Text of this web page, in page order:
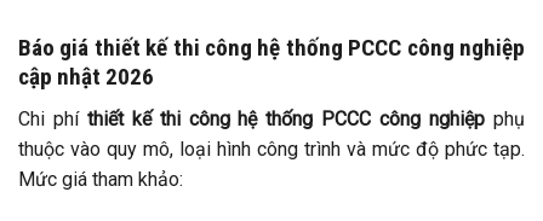
Báo giá thiết kế thi công hệ thống PCCC công nghiệp
cập nhật 2026
Chi phí thiết kế thi công hệ thống PCCC công nghiệp phụ
thuộc vào quy mô, loại hình công trình và mức độ phức tạp.
Mức giá tham khảo: